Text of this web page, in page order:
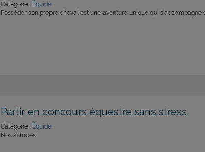
Catégorie : Équidé
Posséder son propre cheval est une aventure unique qui
Partir en concours équestre sans stress
Catégorie : Équidé
Nos astuces !